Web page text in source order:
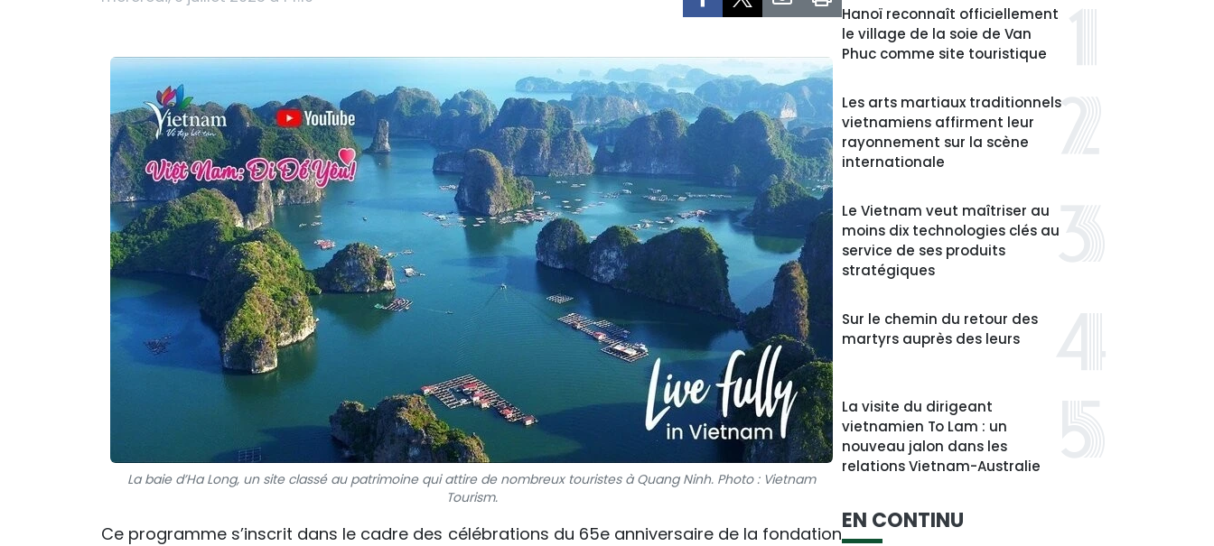
La baie d’Ha Long, un site classé au patrimoine qui attire de nombreux touristes à Quang Ninh. Photo : Vietnam
Tourism.
Ce programme s’inscrit dans le cadre des célébrations du 65e anniversaire de la fondation
Hanoï reconnaît officiellement
le village de la soie de Van
Phuc comme site touristique
Les arts martiaux traditionnels
vietnamiens affirment leur
rayonnement sur la scène
internationale
Le Vietnam veut maîtriser au
moins dix technologies clés au
service de ses produits
stratégiques
Sur le chemin du retour des
martyrs auprès des leurs
La visite du dirigeant
vietnamien To Lam : un
nouveau jalon dans les
relations Vietnam-Australie
EN CONTINU